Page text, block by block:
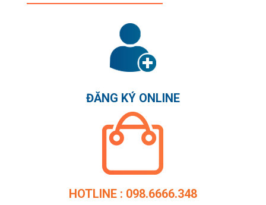
ĐĂNG KÝ ONLINE
HOTLINE : 098.6666.348